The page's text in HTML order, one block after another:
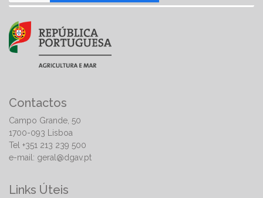
Contactos
Campo Grande, 50
1700-093 Lisboa
Tel +351 213 239 500
e-mail: geral@dgav.pt
Links Úteis